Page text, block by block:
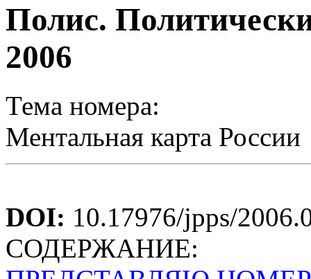
Полис.
2006
Тема номера:
Ментальная карта России
DOI: 10.17976/jpps/
СОДЕРЖАНИЕ: